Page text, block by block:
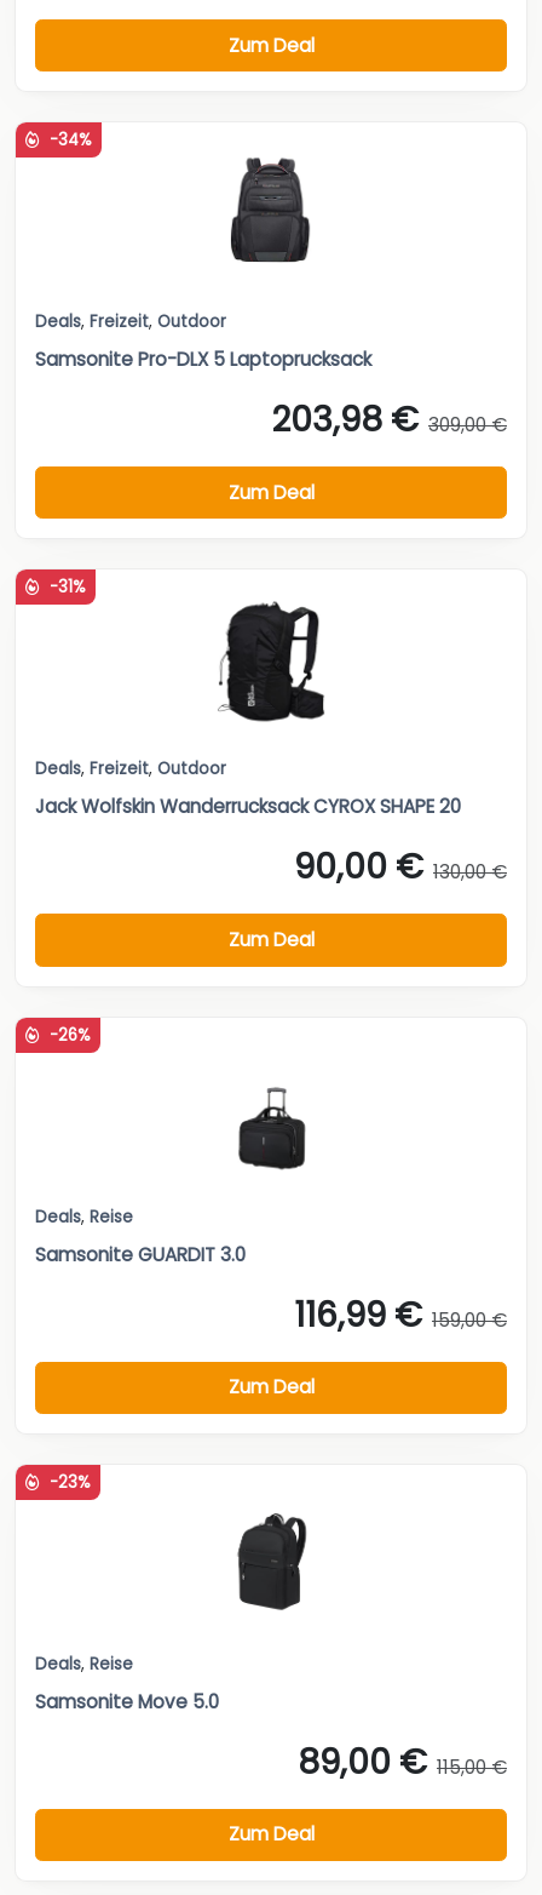
Zum Deal
-34%
Deals, Freizeit, Outdoor
Samsonite Pro-DLX 5 Laptoprucksack
203,98 € 309,00 €
Zum Deal
-31%
Deals, Freizeit, Outdoor
Jack Wolfskin Wanderrucksack CYROX SHAPE 20
90,00 € 130,00 €
Zum Deal
-26%
Deals, Reise
Samsonite GUARDIT 3.0
116,99 € 159,00 €
Zum Deal
-23%
Deals, Reise
Samsonite Move 5.0
89,00 € 115,00 €
Zum Deal